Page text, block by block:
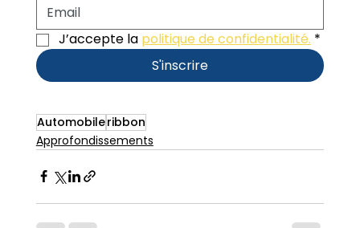
J’accepte la politique de confidentialité. *
S'inscrire
Automobileribbon
Approfondissements